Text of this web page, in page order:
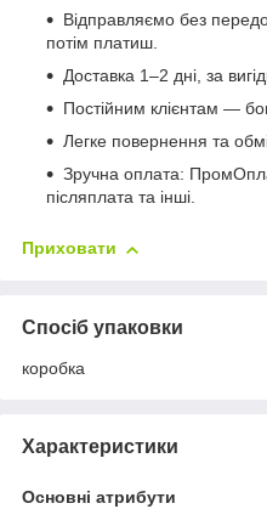
Відправляємо без
потім платиш.
Доставка 1–2 дні, за
Постійним клієнтам —
Легке повернення та
Зручна оплата:
післяплата та інші.
Приховати
Спосіб упаковки
коробка
Характеристики
Основні атрибути